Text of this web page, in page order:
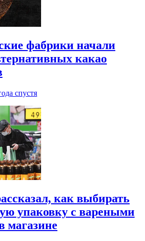
фабрики начали
какао
спустя
как выбирать
упаковку с вареными
магазине